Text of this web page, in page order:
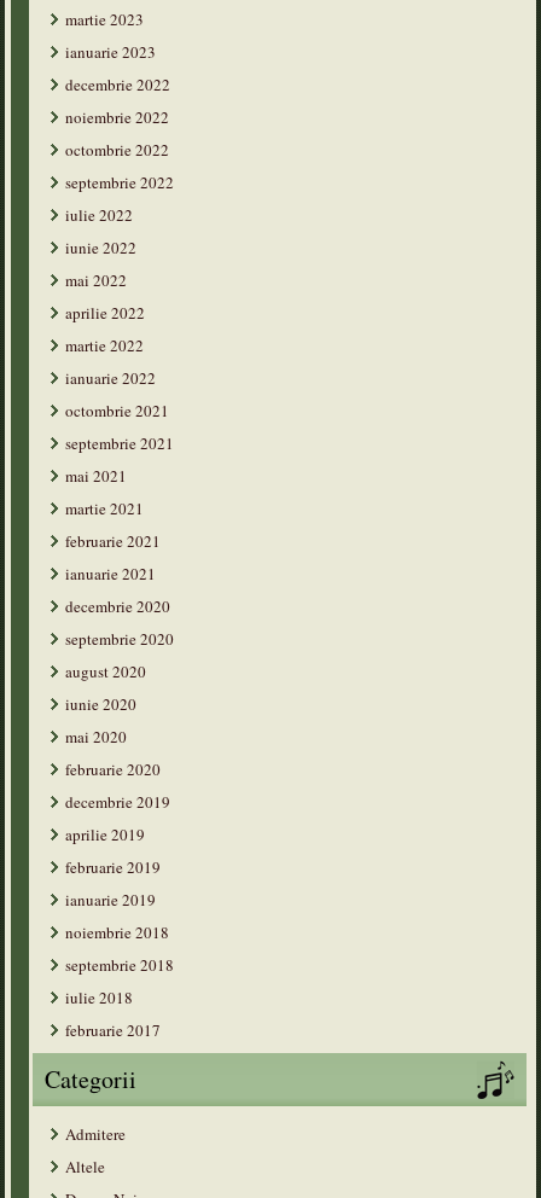
martie 2023
ianuarie 2023
decembrie 2022
noiembrie 2022
octombrie 2022
septembrie 2022
iulie 2022
iunie 2022
mai 2022
aprilie 2022
martie 2022
ianuarie 2022
octombrie 2021
septembrie 2021
mai 2021
martie 2021
februarie 2021
ianuarie 2021
decembrie 2020
septembrie 2020
august 2020
iunie 2020
mai 2020
februarie 2020
decembrie 2019
aprilie 2019
februarie 2019
ianuarie 2019
noiembrie 2018
septembrie 2018
iulie 2018
februarie 2017
Categorii
Admitere
Altele